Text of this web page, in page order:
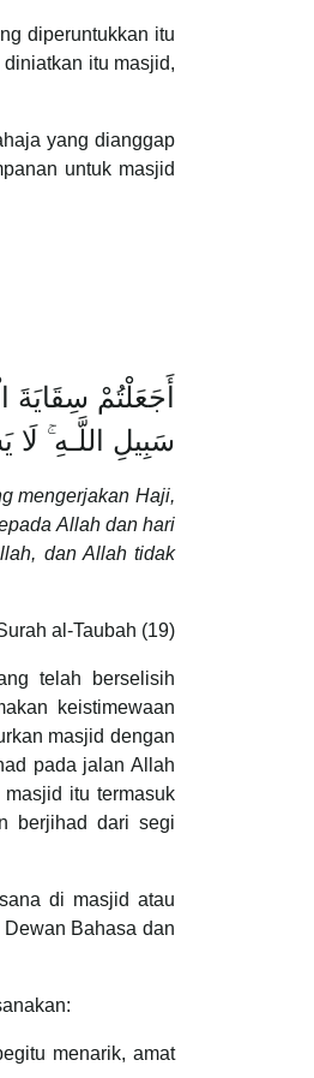
diperuntukkan itu
itu masjid,
yang dianggap
untuk masjid
أَجَعَلْتُمْ
سَبِيلِ اللَّـهِ ۚ لَا
mengerjakan Haji,
Allah dan hari
dan Allah tidak
al-Taubah (19)
telah berselisih
keistimewaan
masjid dengan
pada jalan Allah
itu termasuk
berjihad dari segi
di masjid atau
Bahasa dan
menarik, amat